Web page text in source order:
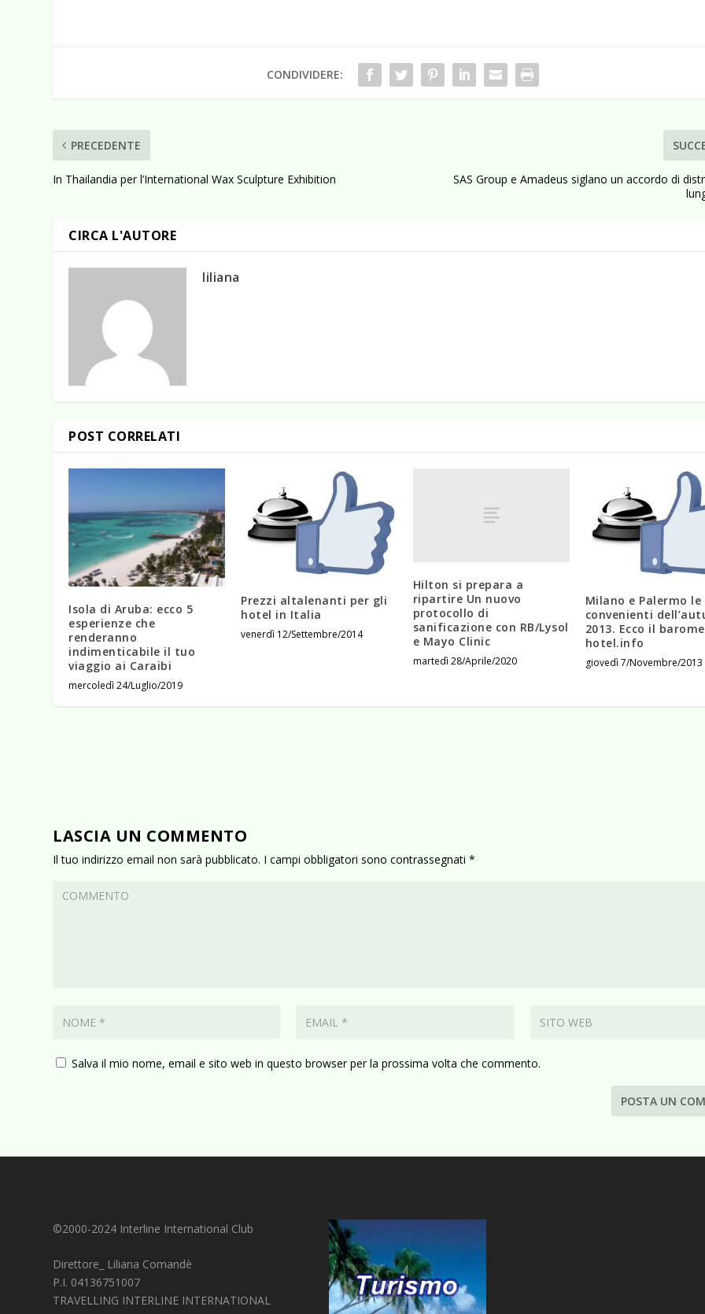
CONDIVIDERE:
PRECEDENTE
In Thailandia per l’International Wax Sculpture Exhibition
SAS Group e Amadeus siglano un accordo di
CIRCA L'AUTORE
liliana
POST CORRELATI
Isola di Aruba: ecco 5
esperienze che
renderanno
indimenticabile il tuo
viaggio ai Caraibi
mercoledì 24/Luglio/2019
Prezzi altalenanti per gli
hotel in Italia
venerdì 12/Settembre/2014
Hilton si prepara a
ripartire Un nuovo
protocollo di
sanificazione con RB/Lysol
e Mayo Clinic
martedì 28/Aprile/2020
Milano e Palermo le
convenienti
2013. Ecco il
hotel.info
giovedì 7/Novembre/2013
LASCIA UN COMMENTO
Il tuo indirizzo email non sarà pubblicato. I campi obbligatori sono contrassegnati*
Salva il mio nome, email e sito web in questo browser per la prossima volta che commento.
©2000-2024 Interline International Club
Direttore_ Liliana Comandè
P.I. 04136751007
TRAVELLING INTERLINE INTERNATIONAL